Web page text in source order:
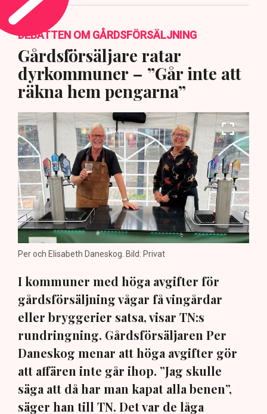
DEBATTEN OM GÅRDSFÖRSÄLJNING
Gårdsförsäljare ratar
dyrkommuner – ”Går inte att
räkna hem pengarna”
Per och Elisabeth Daneskog. Bild: Privat
I kommuner med höga avgifter för
gårdsförsäljning vågar få vingårdar
eller bryggerier satsa, visar TN:s
rundringning. Gårdsförsäljaren Per
Daneskog menar att höga avgifter gör
att affären inte går ihop. ”Jag skulle
säga att då har man kapat alla benen”,
säger han till TN. Det var de låga